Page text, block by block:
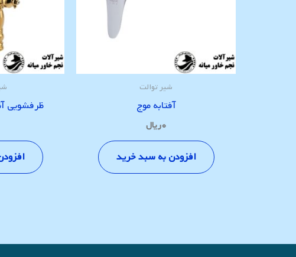
شیر توالت
آفتابه موج
۰ریال
افزودن به سبد خرید
ظرفشویی